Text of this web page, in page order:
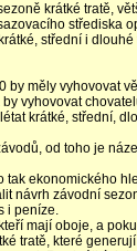
krátké tratě,
střediska
střední i
měly vyhovovat
vyhovovat
krátké, střední,
od toho je
tak ekonomického
návrh závodní
i peníze.
mají oboje, a
tratě, které